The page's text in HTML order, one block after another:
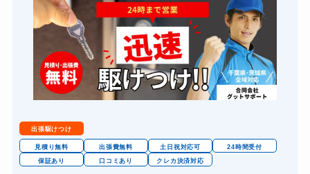
出張駆けつけ
見積り無料 出張費無料 土日祝対応可
24時間受付
保証あり
口コミあり クレカ決済対応